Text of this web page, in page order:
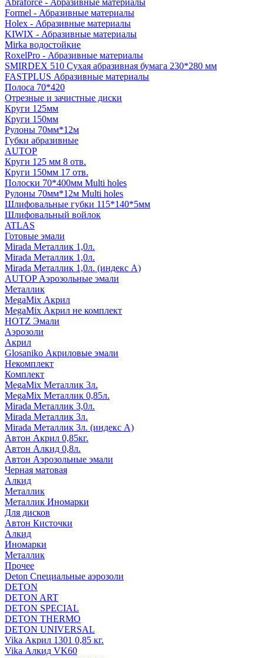
Abraforce - Абразивные материалы
Formel - Абразивные материалы
Holex - Абразивные материалы
KIWIX - Абразивные материалы
Mirka водостойкие
RoxelPro - Абразивные материалы
SMIRDEX 510 Сухая абразивная бумага 230*280 мм
FASTPLUS Абразивные материалы
Полоса 70*420
Отрезные и зачистные диски
Круги 125мм
Круги 150мм
Рулоны 70мм*12м
Губки абразивные
AUTOP
Круги 125 мм 8 отв.
Круги 150мм 17 отв.
Полоски 70*400мм Multi holes
Рулоны 70мм*12м Multi holes
Шлифовальные губки 115*140*5мм
Шлифовальный войлок
ATLAS
Готовые эмали
Mirada Металлик 1,0л.
Mirada Металлик 1,0л.
Mirada Металлик 1,0л. (индекс А)
AUTOP Аэрозольные эмали
Металлик
MegaMix Акрил
MegaMix Акрил не комплект
HOTZ Эмали
Аэрозоли
Акрил
Glosaniko Акриловые эмали
Некомплект
Комплект
MegaMix Металлик 3л.
MegaMix Металлик 0,85л.
Mirada Металлик 3,0л.
Mirada Металлик 3л.
Mirada Металлик 3л. (индекс А)
Автон Акрил 0,85кг.
Автон Алкид 0,8л.
Автон Аэрозольные эмали
Черная матовая
Алкид
Металлик
Металлик Иномарки
Для дисков
Автон Кисточки
Алкид
Иномарки
Металлик
Прочее
Deton Специальные аэрозоли
DETON
DETON ART
DETON SPECIAL
DETON THERMO
DETON UNIVERSAL
Vika Акрил 1301 0,85 кг.
Vika Алкид VK60